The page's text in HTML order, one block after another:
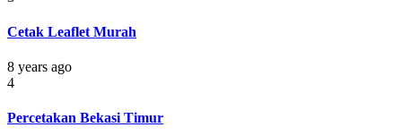
Cetak Leaflet Murah
8 years ago
4
Percetakan Bekasi Timur